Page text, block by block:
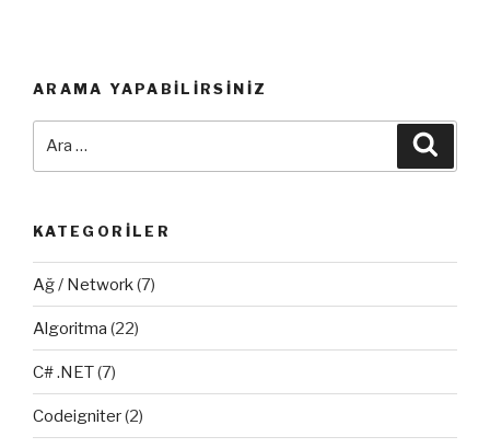
ARAMA YAPABILIRSINIZ
KATEGORILER
Ağ / Network (7)
Algoritma (22)
C# .NET(7)
Codeigniter(2)